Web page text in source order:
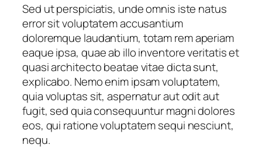
Sed ut perspiciatis, unde omnis iste natus
error sit voluptatem accusantium
doloremque laudantium, totam rem aperiam
eaque ipsa, quae ab illo inventore veritatis et
quasi architecto beatae vitae dicta sunt,
explicabo. Nemo enim ipsam voluptatem,
quia voluptas sit, aspernatur aut odit aut
fugit, sed quia consequuntur magni dolores
eos, qui ratione voluptatem sequi nesciunt,
nequ.